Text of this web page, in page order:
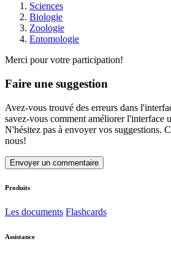
Sciences
Biologie
Zoologie
Entomologie
Merci pour votre participation!
Faire une suggestion
Avez-vous trouvé des erreurs dans
savez-vous comment améliorer l'interface
N'hésitez pas à envoyer vos suggestions.
nous!
Envoyer un commentaire
Produits
Les documents Flashcards
Assistance